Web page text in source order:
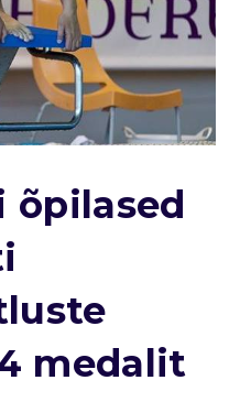
õpilased
medalit